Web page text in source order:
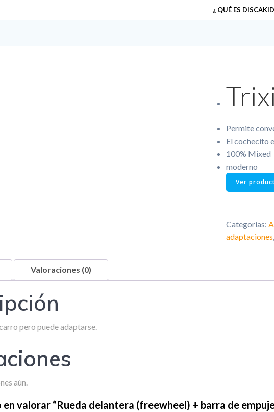
¿ QUÉ ES
Permite
El cochecito
100% Mixed
moderno
Ver
Categorías:
adaptaciones,
Valoraciones (0)
pero puede adaptarse.
aún.
en valorar “Rueda delantera (freewheel) + barra de